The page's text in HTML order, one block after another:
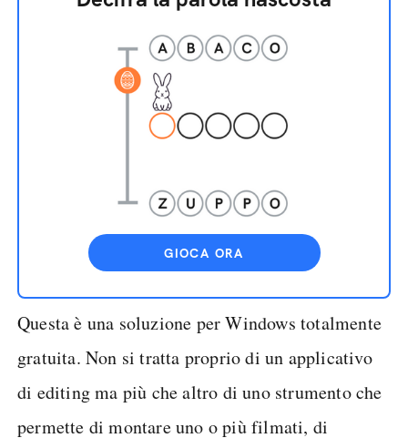
GIOCA ORA
Questa è una soluzione per Windows totalmente
gratuita. Non si tratta proprio di un applicativo
di editing ma più che altro di uno strumento che
permette di montare uno o più filmati, di